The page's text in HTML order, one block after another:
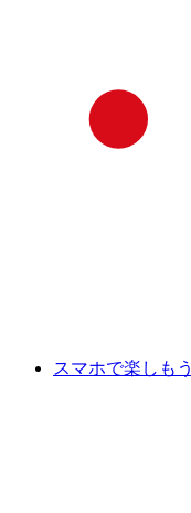
スマホで楽しもう